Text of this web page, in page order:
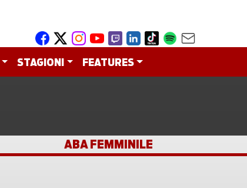
STAGIONI FEATURES
ABA FEMMINILE